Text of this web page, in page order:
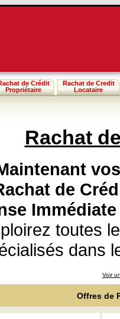
de Crédit
Propriétaire
Rachat de Credit
Locataire
Rachat
de
toutes
dans
Voir
Offres de